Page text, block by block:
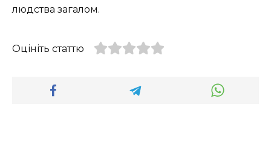
людства загалом.
Оцініть статтю